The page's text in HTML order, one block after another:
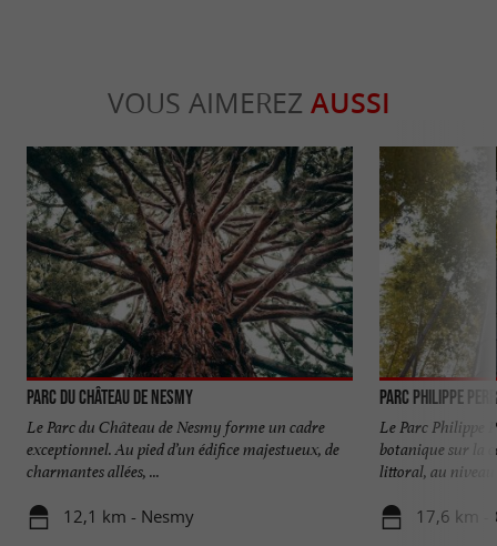
VOUS AIMEREZ AUSSI
Parc du Château de Nesmy
Le Parc du Château de Nesmy forme un cadre
exceptionnel. Au pied d’un édifice majestueux, de
charmantes allées, ...
12,1 km - Nesmy
Parc Philippe
Le Parc Philippe
botanique sur la
littoral, au niveau
17,6 km -